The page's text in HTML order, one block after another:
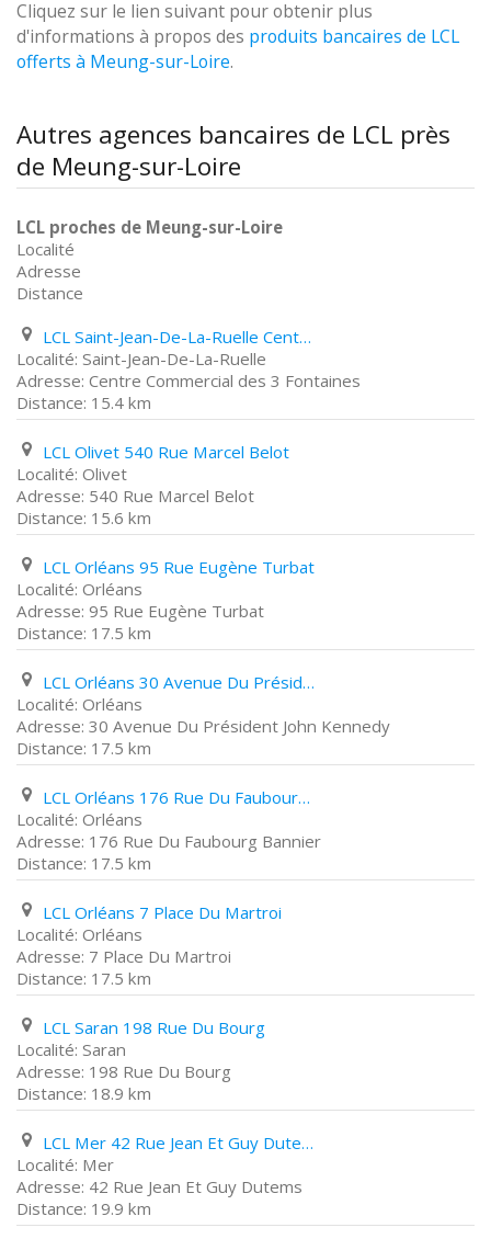
Cliquez sur le lien suivant pour obtenir plus
d'informations à propos des produits bancaires de LCL
offerts à Meung-sur-Loire.
Autres agences bancaires de LCL près
de Meung-sur-Loire
LCL proches de Meung-sur-Loire
Localité
Adresse
Distance
LCL Saint-Jean-De-La-Ruelle Centre Commercial des 3 Fontaines
Saint-Jean-De-La-Ruelle
Centre Commercial des 3 Fontaines
15.4 km
LCL Olivet 540 Rue Marcel Belot
Olivet
540 Rue Marcel Belot
15.6 km
LCL Orléans 95 Rue Eugène Turbat
Orléans
95 Rue Eugène Turbat
17.5 km
LCL Orléans 30 Avenue Du Président John Kennedy
Orléans
30 Avenue Du Président John Kennedy
17.5 km
LCL Orléans 176 Rue Du Faubourg Bannier
Orléans
176 Rue Du Faubourg Bannier
17.5 km
LCL Orléans 7 Place Du Martroi
Orléans
7 Place Du Martroi
17.5 km
LCL Saran 198 Rue Du Bourg
Saran
198 Rue Du Bourg
18.9 km
LCL Mer 42 Rue Jean Et Guy Dutems
Mer
42 Rue Jean Et Guy Dutems
19.9 km